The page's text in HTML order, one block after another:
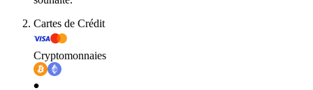
Cartes de Crédit
Cryptomonnaies